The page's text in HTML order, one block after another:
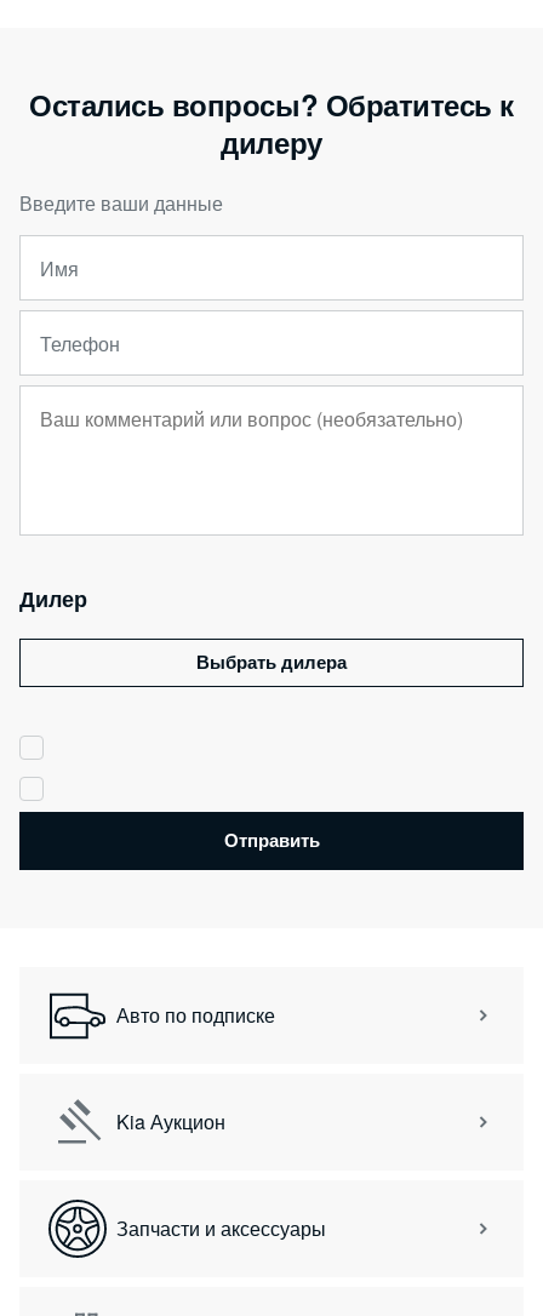
Остались вопросы? Обратитесь к
дилеру
Введите ваши данные
Имя
Телефон
Дилер
Выбрать дилера
Отправить
Авто по подписке
Kia Аукцион
Запчасти и аксессуары